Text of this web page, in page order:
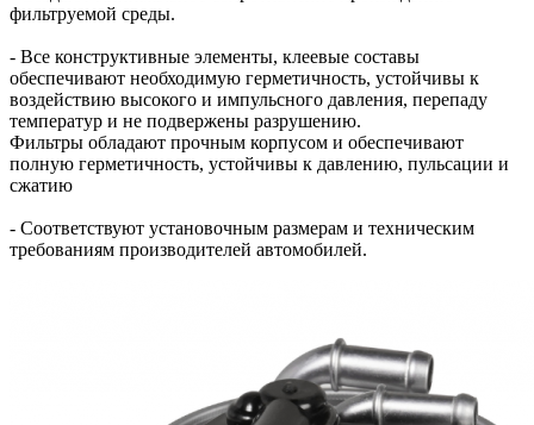
фильтруемой среды.
- Все конструктивные элементы, клеевые составы
обеспечивают необходимую герметичность, устойчивы к
воздействию высокого и импульсного давления, перепаду
температур и не подвержены разрушению.
Фильтры обладают прочным корпусом и обеспечивают
полную герметичность, устойчивы к давлению, пульсации и
сжатию
- Соответствуют установочным размерам и техническим
требованиям производителей автомобилей.